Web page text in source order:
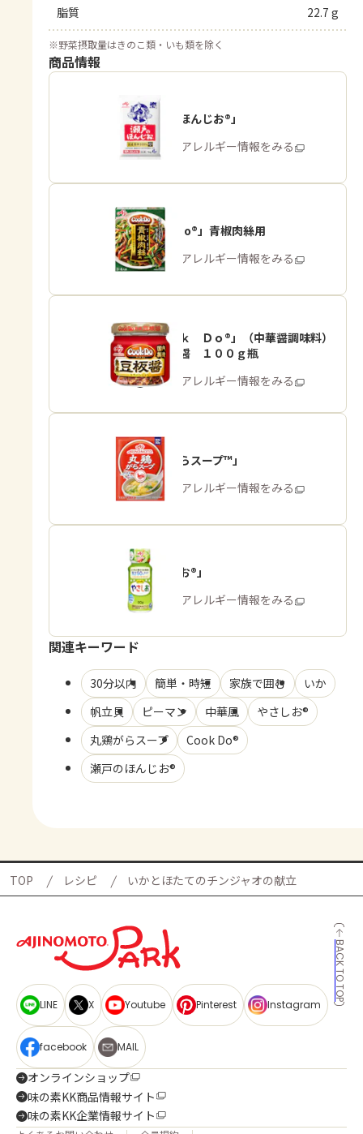
脂質 22.7 g
※野菜摂取量はきのこ類・いも類を除く
商品情報
「瀬戸のほんじお®」
商品・アレルギー情報をみる
「Cook Do®」青椒肉絲用
商品・アレルギー情報をみる
「Ｃｏｏｋ Ｄｏ®」（中華醤調味料）
熟成豆板醤 １００ｇ瓶
商品・アレルギー情報をみる
「丸鶏がらスープ™」
商品・アレルギー情報をみる
「やさしお®」
商品・アレルギー情報をみる
関連キーワード
30分以内 簡単・時短 家族で囲む
いか
帆立貝
ピーマン 中華風
やさしお®
丸鶏がらスープ
Cook Do®
瀬戸のほんじお®
TOP レシピ いかとほたてのチンジャオの献立
BACK TO TOP
LINE X Youtube Pinterest Instagram
facebook MAIL
オンラインショップ
味の素KK商品情報サイト
味の素KK企業情報サイト